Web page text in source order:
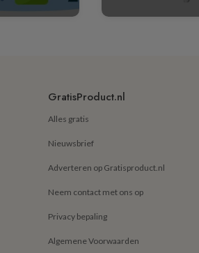
GratisProduct.nl
Alles gratis
Nieuwsbrief
Adverteren op Gratisproduct.nl
Neem contact met ons op
Privacy bepaling
Algemene Voorwaarden